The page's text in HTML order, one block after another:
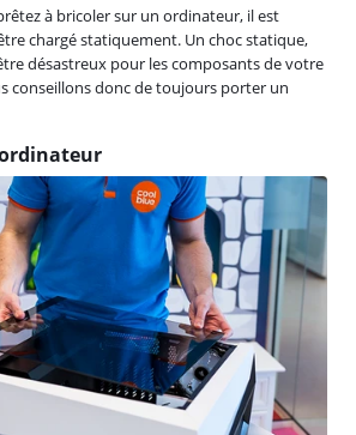
à bricoler sur un ordinateur, il est
chargé statiquement. Un choc statique,
désastreux pour les composants de votre
conseillons donc de toujours porter un